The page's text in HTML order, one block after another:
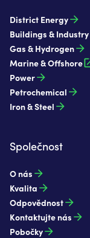
District Energy
Buildings & Industry
Gas & Hydrogen
Marine & Offshore
Power
Petrochemical
Iron & Steel
Společnost
O nás
Kvalita
Odpovědnost
Kontaktujte nás
Pobočky